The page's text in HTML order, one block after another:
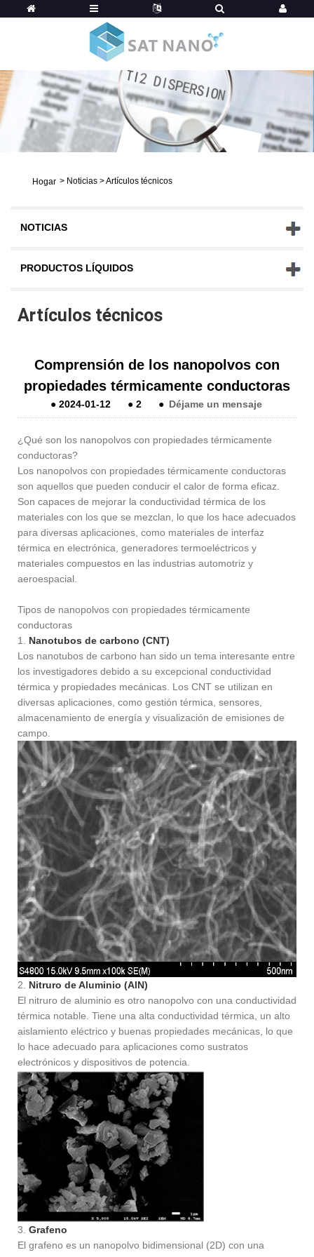
Hogar > Noticias >Artículos técnicos
NOTICIAS
PRODUCTOS LÍQUIDOS
Artículos técnicos
Comprensión de los nanopolvos con
propiedades térmicamente conductoras
● 2024-01-12 ● 2 ● Déjame un mensaje
¿Qué son los nanopolvos con propiedades térmicamente
conductoras?
Los nanopolvos con propiedades térmicamente conductoras
son aquellos que pueden conducir el calor de forma eficaz.
Son capaces de mejorar la conductividad térmica de los
materiales con los que se mezclan, lo que los hace adecuados
para diversas aplicaciones, como materiales de interfaz
térmica en electrónica, generadores termoeléctricos y
materiales compuestos en las industrias automotriz y
aeroespacial.
Tipos de nanopolvos con propiedades térmicamente
conductoras
1. Nanotubos de carbono (CNT)
Los nanotubos de carbono han sido un tema interesante entre
los investigadores debido a su excepcional conductividad
térmica y propiedades mecánicas. Los CNT se utilizan en
diversas aplicaciones, como gestión térmica, sensores,
almacenamiento de energía y visualización de emisiones de
campo.
2. Nitruro de Aluminio (AlN)
El nitruro de aluminio es otro nanopolvo con una conductividad
térmica notable. Tiene una alta conductividad térmica, un alto
aislamiento eléctrico y buenas propiedades mecánicas, lo que
lo hace adecuado para aplicaciones como sustratos
electrónicos y dispositivos de potencia.
3. Grafeno
El grafeno es un nanopolvo bidimensional (2D) con una